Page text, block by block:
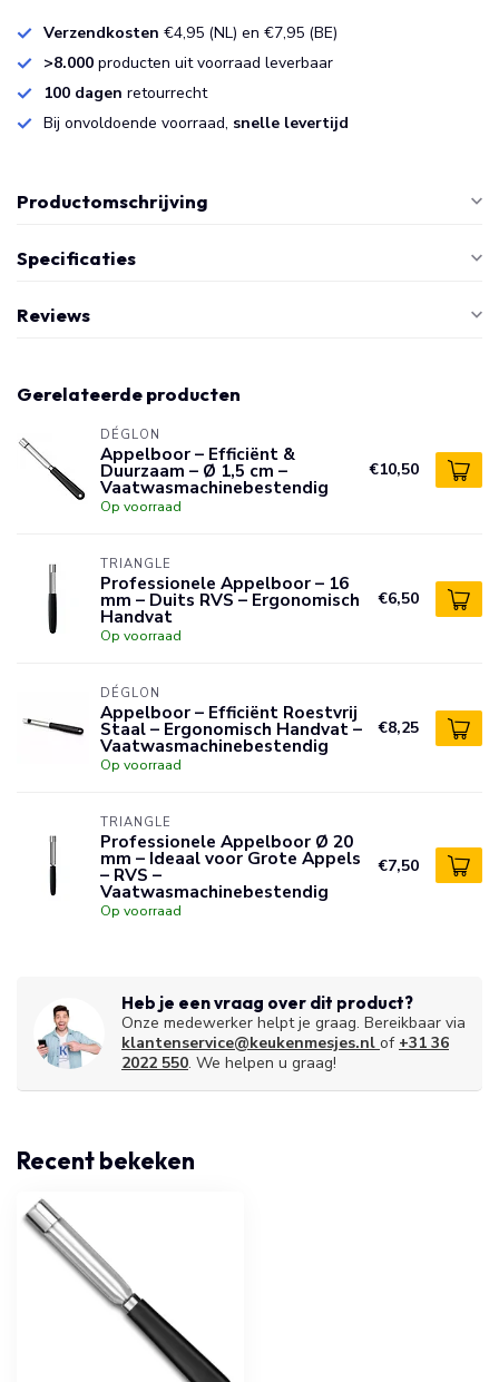
Verzendkosten €4,95 (NL) en €7,95 (BE)
>8.000 producten uit voorraad leverbaar
100 dagen retourrecht
Bij onvoldoende voorraad, snelle levertijd
Productomschrijving
Specificaties
Reviews
Gerelateerde producten
DÉGLON
Appelboor – Efficiënt &
Duurzaam – Ø 1,5 cm –
Vaatwasmachinebestendig
Op voorraad
€10,50
TRIANGLE
Professionele Appelboor – 16
mm – Duits RVS – Ergonomisch
Handvat
Op voorraad
€6,50
DÉGLON
Appelboor – Efficiënt Roestvrij
Staal – Ergonomisch Handvat –
Vaatwasmachinebestendig
Op voorraad
€8,25
TRIANGLE
Professionele Appelboor Ø 20
mm – Ideaal voor Grote Appels
– RVS –
Vaatwasmachinebestendig
Op voorraad
€7,50
Heb je een vraag over dit product?
Onze medewerker helpt je graag. Bereikbaar via
klantenservice@keukenmesjes.nl of +31 36
2022 550. We helpen u graag!
Recent bekeken